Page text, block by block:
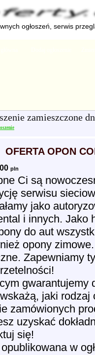
ogłoszeń, serwis
zamieszczone
OFERTA OPON
pln
Ci są
serwisu
jako
i innych. Jako
do aut
opony
Zapewniamy
gwarantujemy
jaki rodzaj
zamówionych
uzyskać
się!
w